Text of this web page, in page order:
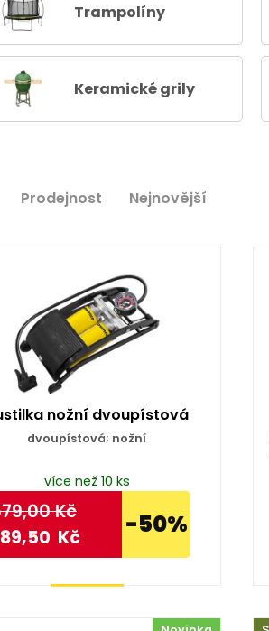
Trampolíny
Keramické grily
Prodejnost Nejnovější
nožní dvoupístová
dvoupístová; nožní
více než 10 ks
Kč
Kč -50%